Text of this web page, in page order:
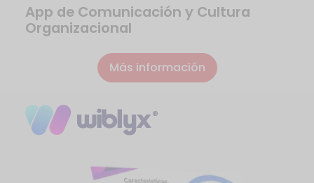
App de Comunicación y Cultura
Organizacional
Más información